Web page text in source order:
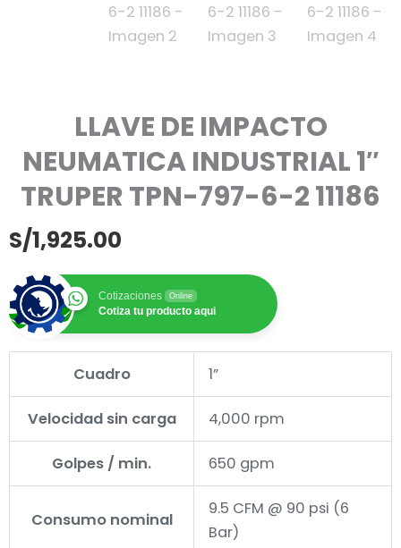
LLAVE DE IMPACTO
NEUMATICA INDUSTRIAL 1″
TRUPER TPN-797-6-2 11186
S/1,925.00
Cotizaciones Online
Cotiza tu producto aqui
Cuadro 1”
Velocidad sin carga 4,000 rpm
Golpes / min. 650 gpm
Consumo nominal
9.5 CFM @ 90 psi (6
Bar)